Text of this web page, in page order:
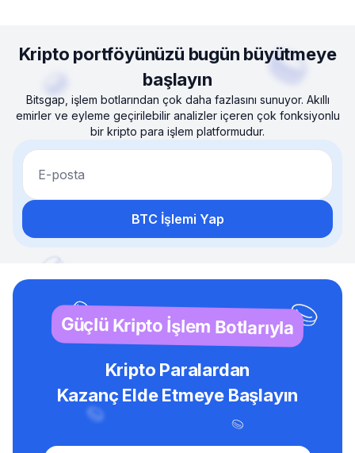
Kripto portföyünüzü bugün büyütmeye
başlayın
Bitsgap, işlem botlarından çok daha fazlasını sunuyor. Akıllı
emirler ve eyleme geçirilebilir analizler içeren çok fonksiyonlu
bir kripto para işlem platformudur.
E-posta
BTC İşlemi Yap
Güçlü Kripto İşlem Botlarıyla
Kripto Paralardan
Kazanç Elde Etmeye Başlayın